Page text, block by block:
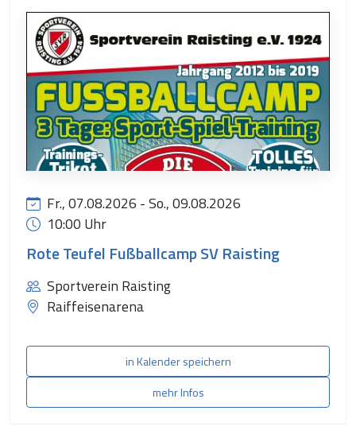
Fr., 07.08.2026 - So., 09.08.2026
10:00 Uhr
Rote Teufel Fußballcamp SV Raisting
Sportverein Raisting
Raiffeisenarena
mehr Infos
in Kalender speichern